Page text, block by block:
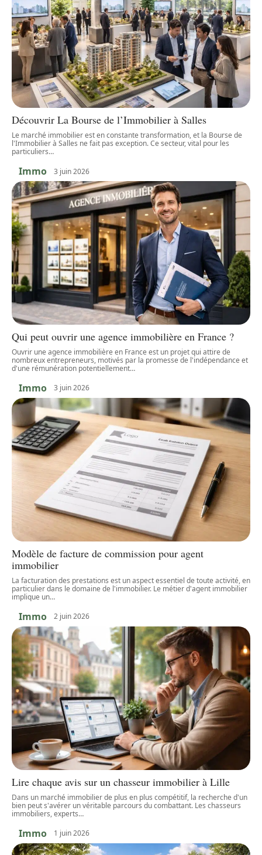
Découvrir La Bourse de l’Immobilier à Salles
Le marché immobilier est en constante transformation, et la Bourse de
l'Immobilier à Salles ne fait pas exception. Ce secteur, vital pour les
particuliers…
Immo 3 juin 2026
Qui peut ouvrir une agence immobilière en France ?
Ouvrir une agence immobilière en France est un projet qui attire de
nombreux entrepreneurs, motivés par la promesse de l'indépendance et
d'une rémunération potentiellement…
Immo 3 juin 2026
Modèle de facture de commission pour agent
immobilier
La facturation des prestations est un aspect essentiel de toute activité, en
particulier dans le domaine de l'immobilier. Le métier d'agent immobilier
implique un…
Immo 2 juin 2026
Lire chaque avis sur un chasseur immobilier à Lille
Dans un marché immobilier de plus en plus compétitif, la recherche d'un
bien peut s'avérer un véritable parcours du combattant. Les chasseurs
immobiliers, experts…
Immo 1 juin 2026